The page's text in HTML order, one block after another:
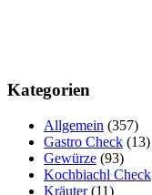
Kategorien
Allgemein (357)
Gastro Check (13)
Gewürze (93)
Kochbiachl Check
Kräuter(11)